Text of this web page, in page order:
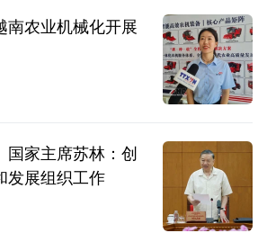
南农业机械化开展
国家主席苏林：创
发展组织工作